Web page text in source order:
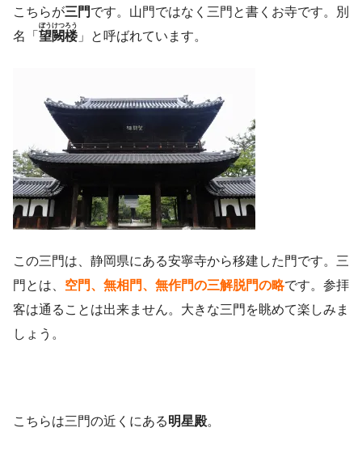
こちらが三門です。山門ではなく三門と書くお寺です。別
名「 望闕楼
ぼうけつろう
」と呼ばれています。
この三門は、静岡県にある安寧寺から移建した門です。三
門とは、 空門、無相門、無作門の三解脱門の略です。参拝
客は通ることは出来ません。大きな三門を眺めて楽しみま
しょう。
こちらは三門の近くにある明星殿。